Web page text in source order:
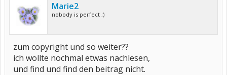
Marie2
nobody is perfect ;)
zum copyright und so weiter??
ich wollte nochmal etwas nachlesen,
und find und find den beitrag nicht.